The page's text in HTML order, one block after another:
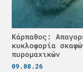
Κάρπαθος:
κυκλοφορία
πυρομαχικών
09.08.26